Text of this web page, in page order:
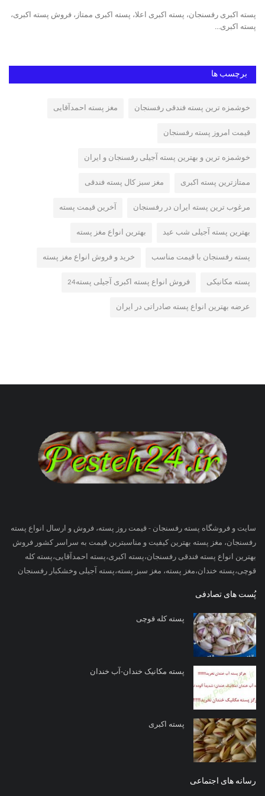
پسته اکبری رفسنجان، پسته اکبری اعلا، پسته اکبری ممتاز، فروش پسته اکبری،
پسته اکبری...
برچسب ها
خوشمزه ترین پسته فندقی رفسنجان مغز پسته احمدآقایی
قیمت امروز پسته رفسنجان
خوشمزه ترین و بهترین پسته آجیلی رفسنجان و ایران
ممتازترین پسته اکبری مغز سبز کال پسته فندقی
مرغوب ترین پسته ایران در رفسنجان آخرین قیمت پسته
بهترین پسته آجیلی شب عید بهترین انواع مغز پسته
پسته رفسنجان با قیمت مناسب خرید و فروش انواع مغز پسته
پسته مکانیکی فروش انواع پسته اکبری آجیلی پسته24
عرضه بهترین انواع پسته صادراتی در ایران
سایت و فروشگاه پسته رفسنجان - قیمت روز پسته، فروش و ارسال انواع پسته
رفسنجان، مغز پسته بهترین کیفیت و مناسبترین قیمت به سراسر کشور فروش
بهترین انواع پسته فندقی رفسنجان،پسته اکبری،پسته احمدآقایی،پسته کله
قوچی،پسته خندان،مغز پسته، مغز سبز پسته،پسته آجیلی وخشکبار رفسنجان
پُست های تصادفی
پسته کله قوچی
پسته مکانیک خندان-آب خندان
پسته اکبری
رسانه های اجتماعی